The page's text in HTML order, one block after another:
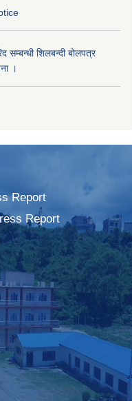
सम्बन्धी शिलबन्दी बोलपत्र
।
Report
Report